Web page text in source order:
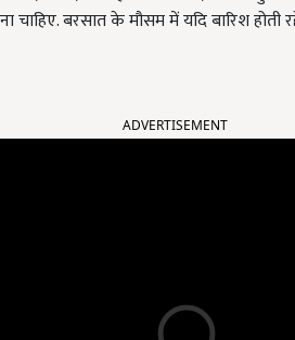
चाहिए. बरसात के मौसम में यदि बारिश होती